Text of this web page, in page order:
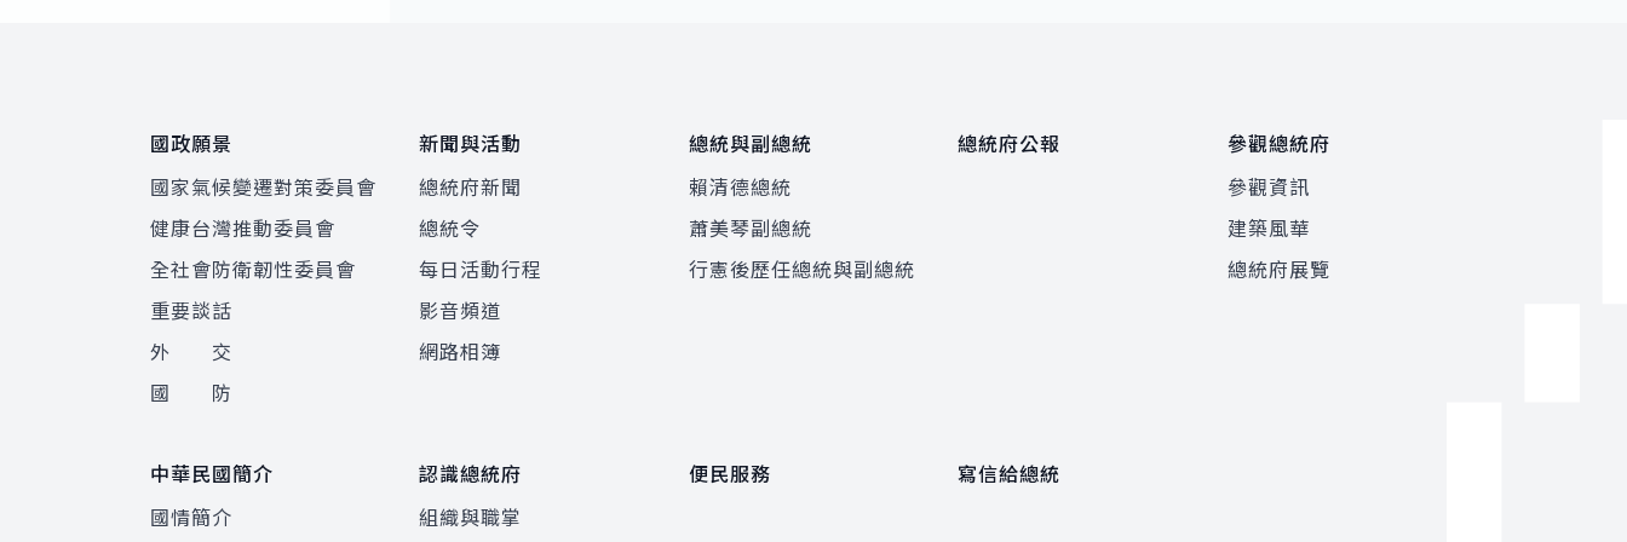
國政願景
國家氣候變遷對策委員會
健康台灣推動委員會
全社會防衛韌性委員會
重要談話
外 交
國 防
新聞與活動
總統府新聞
總統令
每日活動行程
影音頻道
網路相簿
總統與副總統
賴清德總統
蕭美琴副總統
行憲後歷任總統與副總統
總統府公報
參觀總統府
參觀資訊
建築風華
總統府展覽
中華民國簡介
國情簡介
認識總統府
組織與職掌
便民服務 寫信給總統